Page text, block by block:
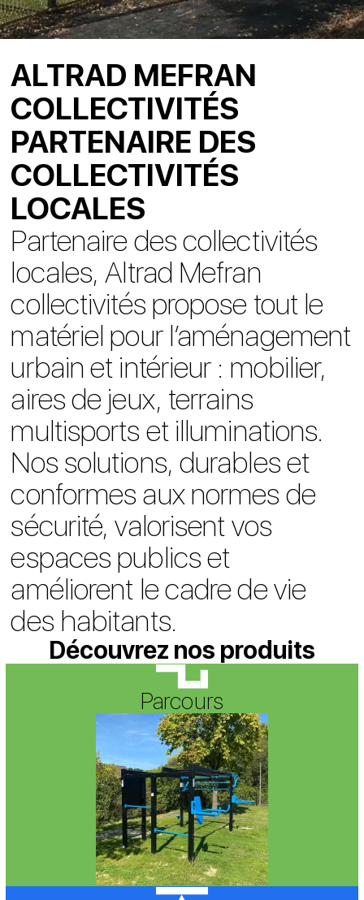
ALTRAD MEFRAN
COLLECTIVITÉS
PARTENAIRE DES
COLLECTIVITÉS
LOCALES
Partenaire des collectivités
locales, Altrad Mefran
collectivités propose tout le
matériel pour l’aménagement
urbain et intérieur : mobilier,
aires de jeux, terrains
multisports et illuminations.
Nos solutions, durables et
conformes aux normes de
sécurité, valorisent vos
espaces publics et
améliorent le cadre de vie
des habitants.
Découvrez nos produits
Parcours